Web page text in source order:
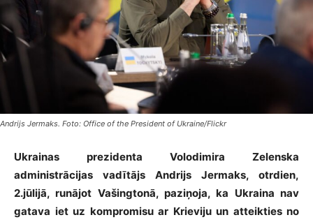
Andrijs Jermaks. Foto: Office of the President of Ukraine/Flickr
Ukrainas prezidenta Volodimira Zelenska
administrācijas vadītājs Andrijs Jermaks, otrdien,
2.jūlijā, runājot Vašingtonā, paziņoja, ka Ukraina nav
gatava iet uz kompromisu ar Krieviju un atteikties no